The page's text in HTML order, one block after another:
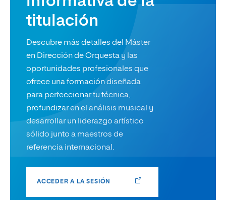
titulación
Descubre más detalles del Máster
en Dirección de Orquesta y las
oportunidades profesionales que
ofrece una formación diseñada
para perfeccionar tu técnica,
profundizar en el análisis musical y
desarrollar un liderazgo artístico
sólido junto a maestros de
referencia internacional.
ACCEDER A LA SESIÓN